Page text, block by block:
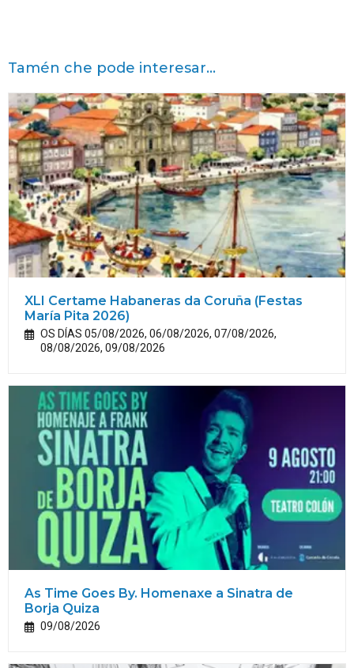
Tamén che pode interesar...
XLI Certame Habaneras da Coruña (Festas
María Pita 2026)
OS DÍAS 05/08/2026, 06/08/2026, 07/08/2026,
08/08/2026, 09/08/2026
As Time Goes By. Homenaxe a Sinatra de
Borja Quiza
09/08/2026